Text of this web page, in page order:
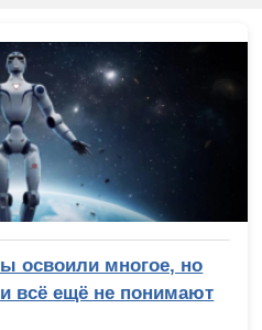
освоили многое, но
всё ещё не понимают